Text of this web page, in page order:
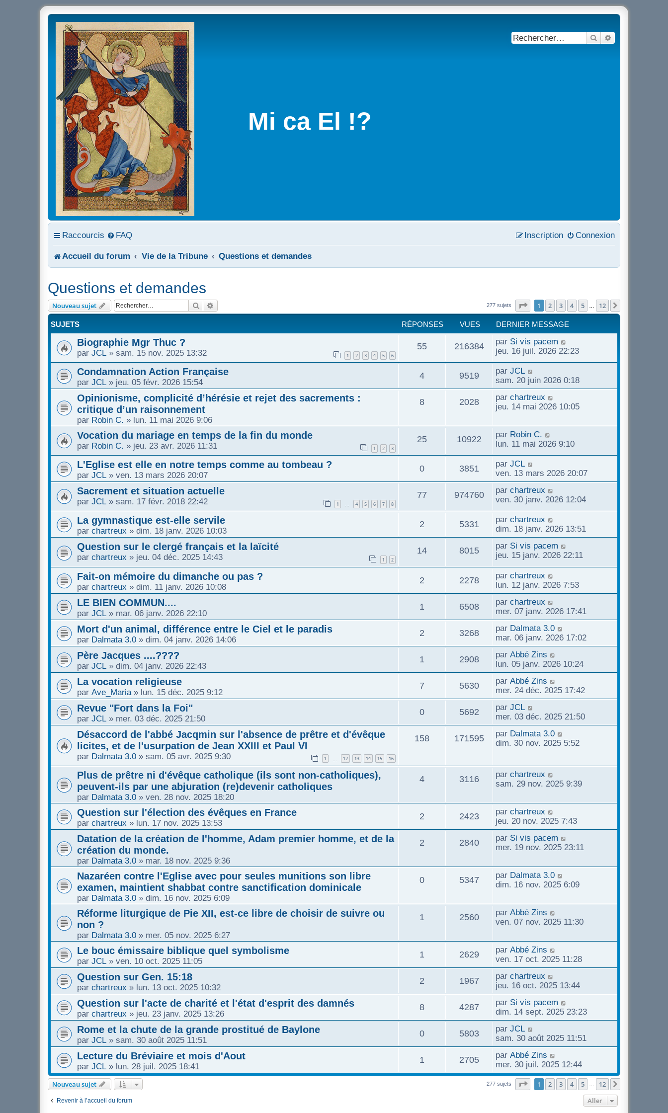
Mi ca El !?
Rechercher
Raccourcis FAQ Connexion
Inscription
Accueil du forum Vie de la Tribune Questions et demandes
Questions et demandes
Nouveau sujet Rechercher 277 sujets Page sur12
1 2 3 4 5 12
SUJETS RÉPONSES VUES DERNIER MESSAGE
Biographie Mgr Thuc ?
par JCL » sam. 15 nov. 2025 13:32 1 2 3 4 5 6
55 216384 par Si vis pacem
jeu. 16 juil. 2026 22:23
Condamnation Action Française
par JCL » jeu. 05 févr. 2026 15:54
4 9519 par JCL
sam. 20 juin 2026 0:18
Opinionisme, complicité d’hérésie et rejet des sacrements :
critique d’un raisonnement
par Robin C. » lun. 11 mai 2026 9:06
8 2028 par chartreux
jeu. 14 mai 2026 10:05
Vocation du mariage en temps de la fin du monde
par Robin C. » jeu. 23 avr. 2026 11:31 1 2 3
25 10922 par Robin C.
lun. 11 mai 2026 9:10
L'Eglise est elle en notre temps comme au tombeau ?
par JCL » ven. 13 mars 2026 20:07
0 3851 par JCL
ven. 13 mars 2026 20:07
Sacrement et situation actuelle
par JCL » sam. 17 févr. 2018 22:42 1 … 4 5 6 7 8
77 974760 par chartreux
ven. 30 janv. 2026 12:04
La gymnastique est-elle servile
par chartreux » dim. 18 janv. 2026 10:03
2 5331 par chartreux
dim. 18 janv. 2026 13:51
Question sur le clergé français et la laïcité
par chartreux » jeu. 04 déc. 2025 14:43 1 2
14 8015 par Si vis pacem
jeu. 15 janv. 2026 22:11
Fait-on mémoire du dimanche ou pas ?
par chartreux » dim. 11 janv. 2026 10:08
2 2278 par chartreux
lun. 12 janv. 2026 7:53
LE BIEN COMMUN....
par JCL » mar. 06 janv. 2026 22:10
1 6508 par chartreux
mer. 07 janv. 2026 17:41
Mort d'un animal, différence entre le Ciel et le paradis
par Dalmata 3.0 » dim. 04 janv. 2026 14:06
2 3268 par Dalmata 3.0
mar. 06 janv. 2026 17:02
Père Jacques ....????
par JCL » dim. 04 janv. 2026 22:43
1 2908 par Abbé Zins
lun. 05 janv. 2026 10:24
La vocation religieuse
par Ave_Maria » lun. 15 déc. 2025 9:12
7 5630 par Abbé Zins
mer. 24 déc. 2025 17:42
Revue "Fort dans la Foi"
par JCL » mer. 03 déc. 2025 21:50
0 5692 par JCL
mer. 03 déc. 2025 21:50
Désaccord de l'abbé Jacqmin sur l'absence de prêtre et d'évêque
licites, et de l'usurpation de Jean XXIII et Paul VI
par Dalmata 3.0 » sam. 05 avr. 2025 9:30 1 12 13 14 15 16
158 171595 par Dalmata 3.0
dim. 30 nov. 2025 5:52
Plus de prêtre ni d'évêque catholique (ils sont non-catholiques),
peuvent-ils par une abjuration (re)devenir catholiques
par Dalmata 3.0 » ven. 28 nov. 2025 18:20
4 3116 par chartreux
sam. 29 nov. 2025 9:39
Question sur l'élection des évêques en France
par chartreux » lun. 17 nov. 2025 13:53
2 2423 par chartreux
jeu. 20 nov. 2025 7:43
Datation de la création de l'homme, Adam premier homme, et de la
création du monde.
par Dalmata 3.0 » mar. 18 nov. 2025 9:36
2 2840 par Si vis pacem
mer. 19 nov. 2025 23:11
Nazaréen contre l'Eglise avec pour seules munitions son libre
examen, maintient shabbat contre sanctification dominicale
par Dalmata 3.0 » dim. 16 nov. 2025 6:09
0 5347 par Dalmata 3.0
dim. 16 nov. 2025 6:09
Réforme liturgique de Pie XII, est-ce libre de choisir de suivre ou
non ?
par Dalmata 3.0 » mer. 05 nov. 2025 6:27
1 2560 par Abbé Zins
ven. 07 nov. 2025 11:30
Le bouc émissaire biblique quel symbolisme
par JCL » ven. 10 oct. 2025 11:05
1 2629 par Abbé Zins
ven. 17 oct. 2025 11:28
Question sur Gen. 15:18
par chartreux » lun. 13 oct. 2025 10:32
2 1967 par chartreux
jeu. 16 oct. 2025 13:44
Question sur l'acte de charité et l'état d'esprit des damnés
par chartreux » jeu. 23 janv. 2025 13:26
8 4287 par Si vis pacem
dim. 14 sept. 2025 23:23
Rome et la chute de la grande prostitué de Baylone
par JCL » sam. 30 août 2025 11:51
0 5803 par JCL
sam. 30 août 2025 11:51
Lecture du Bréviaire et mois d'Aout
par JCL » lun. 28 juil. 2025 18:41
1 2705 par Abbé Zins
mer. 30 juil. 2025 12:44
Nouveau sujet 277 sujets Page sur12
1 2 3 4 5 12
Revenir à l’accueil du forum Aller